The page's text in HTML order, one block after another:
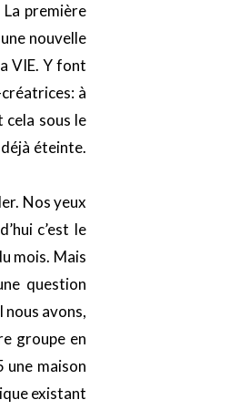
première
nouvelle
VIE. Y font
à
cela sous le
éteinte.
Nos yeux
c’est le
mois. Mais
question
nous avons,
groupe en
une maison
existant